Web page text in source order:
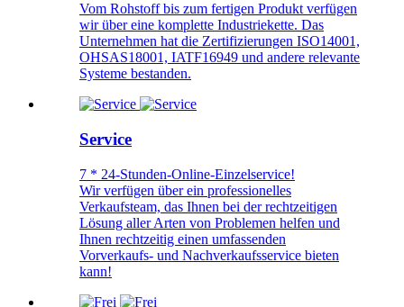
Vom Rohstoff bis zum fertigen Produkt verfügen
wir über eine komplette Industriekette. Das
Unternehmen hat die Zertifizierungen ISO14001,
OHSAS18001, IATF16949 und andere relevante
Systeme bestanden.
Service
7 * 24-Stunden-Online-Einzelservice!
Wir verfügen über ein professionelles
Verkaufsteam, das Ihnen bei der rechtzeitigen
Lösung aller Arten von Problemen helfen und
Ihnen rechtzeitig einen umfassenden
Vorverkaufs- und Nachverkaufsservice bieten
kann!